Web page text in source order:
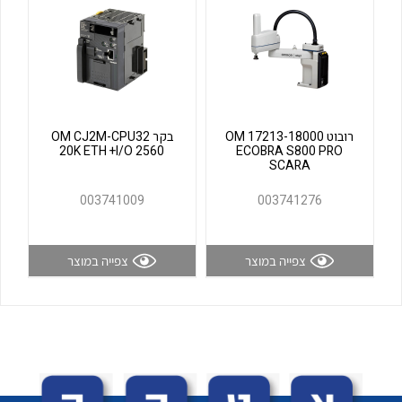
לכל מוצרי היצרן לכל מוצרי היצרן
רובוט OM 17213-18000
ECOBRA S800 PRO
SCARA
003741276
צפייה במוצר
בקר OM CJ2M-CPU32
20K ETH +I/O 2560
003741009
צפייה במוצר